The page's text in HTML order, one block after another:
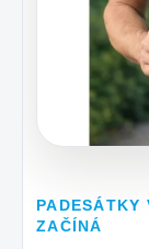
ZAČÍNÁ